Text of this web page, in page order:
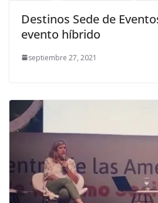
Destinos Sede de
evento híbrido
septiembre 27, 2021